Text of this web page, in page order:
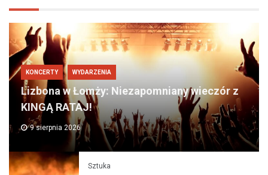
KONCERTY WYDARZENIA
Lizbona w Łomży: Niezapomniany wieczór z
KINGĄ RATAJ!
9 sierpnia 2026
Sztuka